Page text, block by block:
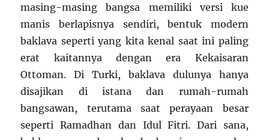
masing-masing bangsa memiliki versi kue
manis berlapisnya sendiri, bentuk modern
baklava seperti yang kita kenal saat ini paling
erat kaitannya dengan era Kekaisaran
Ottoman. Di Turki, baklava dulunya hanya
disajikan di istana dan rumah-rumah
bangsawan, terutama saat perayaan besar
seperti Ramadhan dan Idul Fitri. Dari sana,